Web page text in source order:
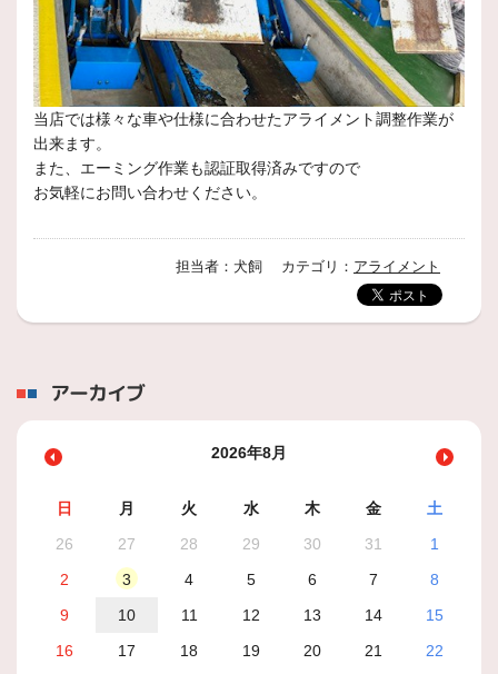
当店では様々な車や仕様に合わせたアライメント調整作業が
出来ます。
また、エーミング作業も認証取得済みですので
お気軽にお問い合わせください。
担当者：犬飼 カテゴリ： アライメント
アーカイブ
2026年8月
日 月 火 水 木 金
土
26
27 28 29 30 31
1
2
3 4 5 6 7
8
9
10 11 12 13 14
15
16
17 18 19 20 21
22